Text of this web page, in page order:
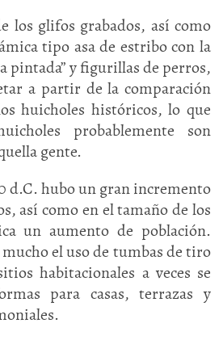
los glifos grabados, así como
tipo asa de estribo con la
pintada” y figurillas de perros,
a partir de la comparación
huicholes históricos, lo que
probablemente son
gente.
d.C. hubo un gran incremento
así como en el tamaño de los
un aumento de población.
el uso de tumbas de tiro
habitacionales a veces se
para casas, terrazas y